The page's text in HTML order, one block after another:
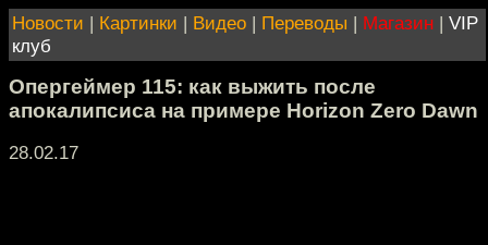
Новости | Картинки | Видео | Переводы | Магазин | VIP
клуб
Опергеймер 115: как выжить после
апокалипсиса на примере Horizon Zero Dawn
28.02.17